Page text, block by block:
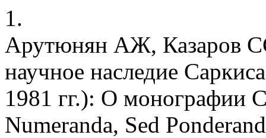
1.
Арутюнян АЖ, Казаров
научное наследие
1981 гг.): О монографии
Numeranda, Sed